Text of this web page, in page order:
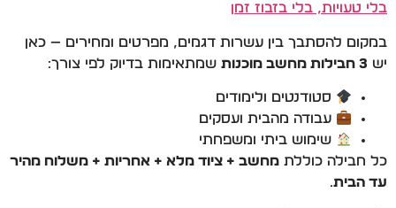
בלי טעויות, בלי בזבוז זמן
במקום להסתבך בין עשרות דגמים, מפרטים ומחירים — כאן
יש 3 חבילות מחשב מוכנות שמתאימות בדיוק לפי צורך:
סטודנטים ולימודים
עבודה מהבית ועסקים
שימוש ביתי ומשפחתי
כל חבילה כוללת מחשב + ציוד מלא + אחריות + משלוח מהיר
עד הבית.